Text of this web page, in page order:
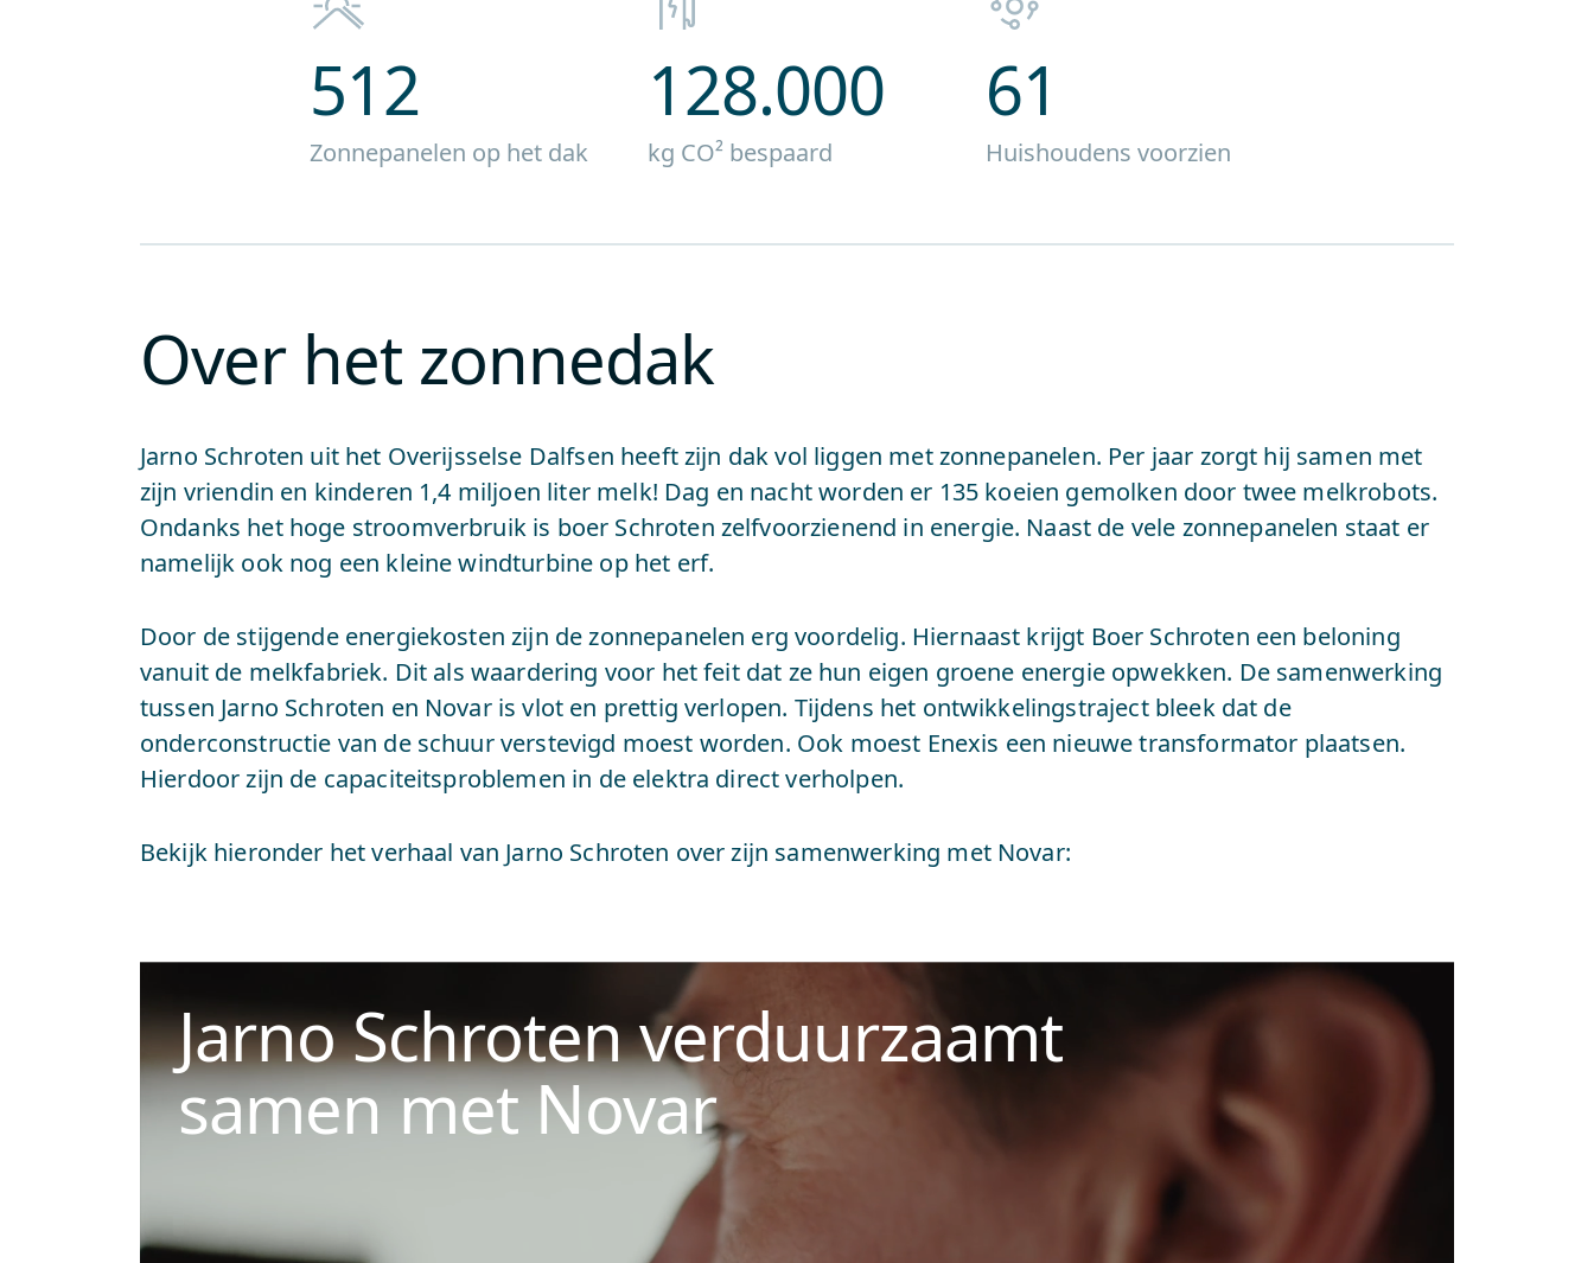
512
Zonnepanelen op het dak
128.000
kg CO² bespaard
61
Huishoudens voorzien
Over het zonnedak
Jarno Schroten uit het Overijsselse Dalfsen heeft zijn dak vol liggen met zonnepanelen. Per jaar zorgt hij samen met
zijn vriendin en kinderen 1,4 miljoen liter melk! Dag en nacht worden er 135 koeien gemolken door twee melkrobots.
Ondanks het hoge stroomverbruik is boer Schroten zelfvoorzienend in energie. Naast de vele zonnepanelen staat er
namelijk ook nog een kleine windturbine op het erf.
Door de stijgende energiekosten zijn de zonnepanelen erg voordelig. Hiernaast krijgt Boer Schroten een beloning
vanuit de melkfabriek. Dit als waardering voor het feit dat ze hun eigen groene energie opwekken. De samenwerking
tussen Jarno Schroten en Novar is vlot en prettig verlopen. Tijdens het ontwikkelingstraject bleek dat de
onderconstructie van de schuur verstevigd moest worden. Ook moest Enexis een nieuwe transformator plaatsen.
Hierdoor zijn de capaciteitsproblemen in de elektra direct verholpen.
Bekijk hieronder het verhaal van Jarno Schroten over zijn samenwerking met Novar:
Jarno Schroten verduurzaamt
samen met Novar